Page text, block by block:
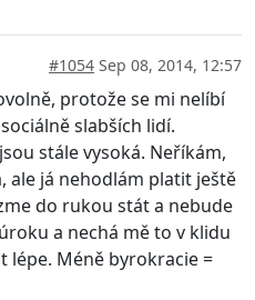
#1054 Sep 08, 2014, 12:57
protože se mi nelíbí
slabších lidí.
stále vysoká. Neříkám,
ale já nehodlám platit ještě
do rukou stát a nebude
a nechá mě to v klidu
lépe. Méně byrokracie =